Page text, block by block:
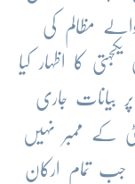
مظالم کی
کا اظہار کیا
بیانات جاری
کے ممبر نہیں
جب تمام ارکان